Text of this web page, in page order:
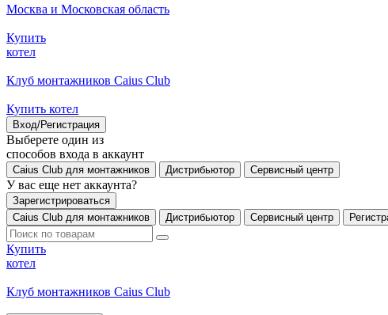
Москва и Московская область
Купить
котел
Клуб монтажников Caius Club
Купить котел
Вход/Регистрация
Выберете один из
способов входа в аккаунт
Caius Club для монтажников Дистрибьютор Сервисный центр
У вас еще нет аккаунта?
Зарегистрироваться
Caius Club для монтажников
Дистрибьютор Сервисный центр
Купить
котел
Клуб монтажников Caius Club